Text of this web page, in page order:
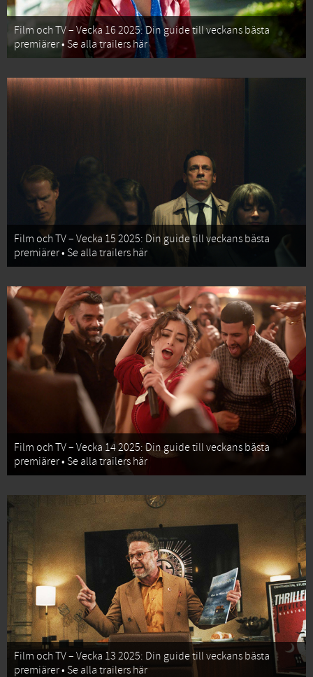
Film och TV – Vecka 16 2025: Din guide till veckans bästa
premiärer • Se alla trailers här
Film och TV – Vecka 15 2025: Din guide till veckans bästa
premiärer • Se alla trailers här
Film och TV – Vecka 14 2025: Din guide till veckans bästa
premiärer • Se alla trailers här
Film och TV – Vecka 13 2025: Din guide till veckans bästa
premiärer • Se alla trailers här